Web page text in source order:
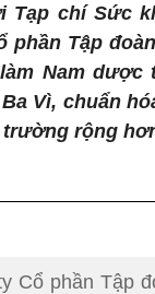
Tạp chí Sức
phần Tập
Nam
Vì, chuẩn
rộng
Cổ phần Tập